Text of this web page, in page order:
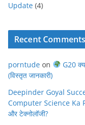
Update (4)
Recent Comments
porntude on
G20
(विस्तृत जानकारी)
Deepinder Goyal
Computer Science Ka
और टेक्नोलॉजी?